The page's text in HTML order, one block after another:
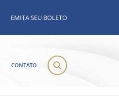
EMITA SEU BOLETO
CONTATO